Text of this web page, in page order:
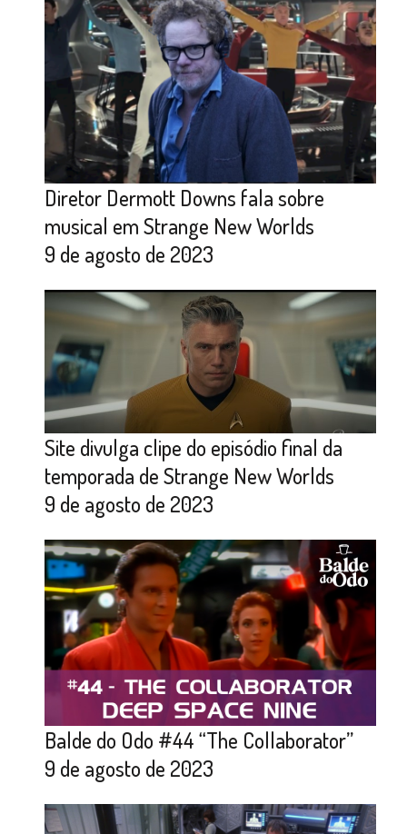
Diretor Dermott Downs fala sobre
musical em Strange New Worlds
9 de agosto de 2023
Site divulga clipe do episódio final da
temporada de Strange New Worlds
9 de agosto de 2023
Balde do Odo #44 “The Collaborator”
9 de agosto de 2023